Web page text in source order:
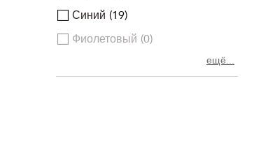
Синий 19
Фиолетовый 0
ещё...